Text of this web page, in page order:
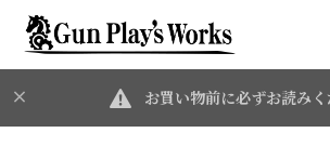
お買い物前に必ずお読み